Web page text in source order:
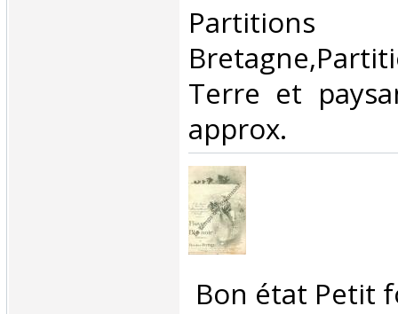
Terre et
approx.‎
Bon état Petit